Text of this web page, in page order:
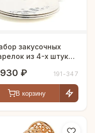
закусочных
из 4-х штук
930 ₽ 191-347
В корзину